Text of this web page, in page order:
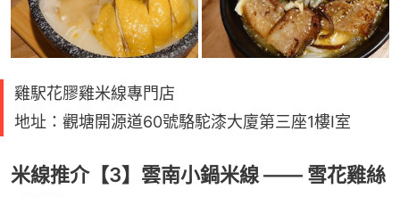
雞駅花膠雞米線專門店
地址：觀塘開源道60號駱駝漆大廈第三座1樓I室
米線推介【3】雲南小鍋米線 —— 雪花雞絲